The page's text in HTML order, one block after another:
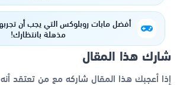
أفضل مابات روبلوكس التي يجب أن
مذهلة بانتظارك!
شارك هذا المقال
إذا أعجبك هذا المقال شاركه مع من تعتقد